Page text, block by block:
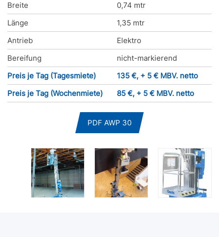
Breite
0,74 mtr
Länge
1,35 mtr
Antrieb
Elektro
Bereifung
nicht-markierend
Preis je Tag (Tagesmiete)
135 €, + 5 € MBV. netto
Preis je Tag (Wochenmiete)
85 €, + 5 € MBV. netto
PDF AWP 30